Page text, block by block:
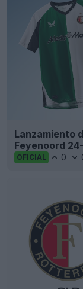
Lanzamiento
Feyenoord
OFICIAL 0